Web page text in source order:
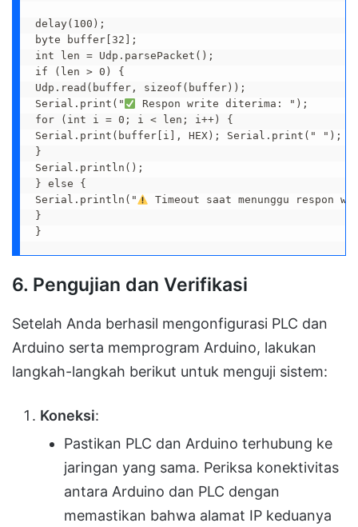
delay(100);
byte buffer[32];
int len = Udp.parsePacket();
if (len > 0) {
Udp.read(buffer, sizeof(buffer));
Serial.print("
Respon write diterima: ");
for (int i = 0; i < len; i++) {
Serial.print(buffer[i], HEX); Serial.print(" ");
}
Serial.println();
} else {
Serial.println("
Timeout saat menunggu respon
}
}
6. Pengujian dan Verifikasi
Setelah Anda berhasil mengonfigurasi PLC dan
Arduino serta memprogram Arduino, lakukan
langkah-langkah berikut untuk menguji sistem:
Koneksi:
Pastikan PLC dan Arduino terhubung ke
jaringan yang sama. Periksa konektivitas
antara Arduino dan PLC dengan
memastikan bahwa alamat IP keduanya